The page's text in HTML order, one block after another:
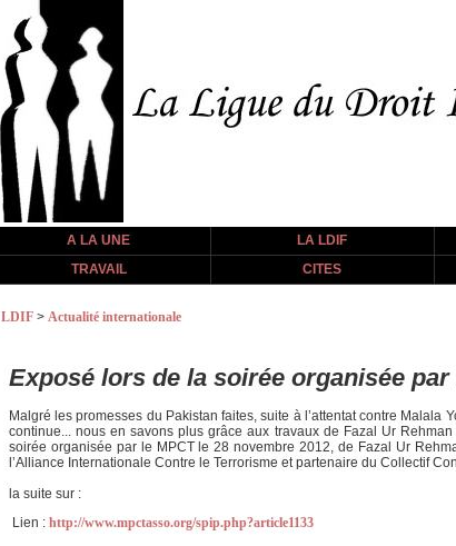
A LA UNE LA LDIF
TRAVAIL
CITES
LDIF > Actualité internationale
Exposé lors de la soirée organisée par
Malgré les promesses du Pakistan faites, suite à l’attentat contre
continue... nous en savons plus grâce aux travaux de Fazal Ur
soirée organisée par le MPCT le 28 novembre 2012, de Fazal Ur
l’Alliance Internationale Contre le Terrorisme et partenaire du Collectif
la suite sur :
Lien : http://www.mpctasso.org/spip.php?article1133